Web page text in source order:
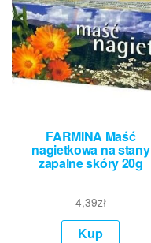
FARMINA Maść
nagietkowa na stany
zapalne skóry 20g
4,39zł
Kup